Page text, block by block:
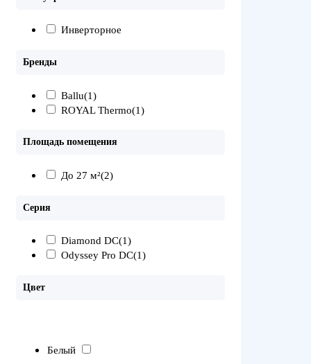
Инверторное
Бренды
Ballu(1)
ROYAL Thermo(1)
Площадь помещения
До 27 м²(2)
Серия
Diamond DC(1)
Odyssey Pro DC(1)
Цвет
Белый